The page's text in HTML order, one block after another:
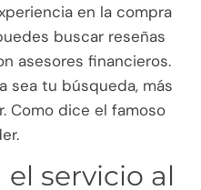
en la compra
buscar reseñas
asesores financieros.
sea tu búsqueda, más
Como dice el famoso
el servicio al